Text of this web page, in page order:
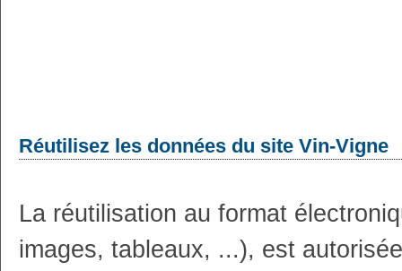
Réutilisez les données du site Vin-Vigne
La réutilisation au format
images, tableaux, ...), est